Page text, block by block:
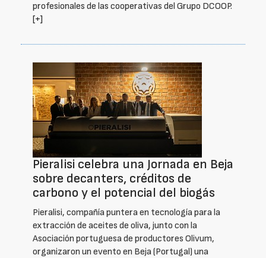
profesionales de las cooperativas del Grupo DCOOP.
[+]
Pieralisi celebra una Jornada en Beja
sobre decanters, créditos de
carbono y el potencial del biogás
Pieralisi, compañía puntera en tecnología para la
extracción de aceites de oliva, junto con la
Asociación portuguesa de productores Olivum,
organizaron un evento en Beja (Portugal) una